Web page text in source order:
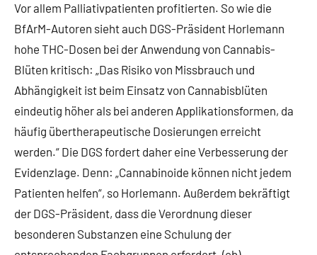
Vor allem Palliativpatienten profitierten. So wie die
BfArM-Autoren sieht auch DGS-Präsident Horlemann
hohe THC-Dosen bei der Anwendung von Cannabis-
Blüten kritisch: „Das Risiko von Missbrauch und
Abhängigkeit ist beim Einsatz von Cannabisblüten
eindeutig höher als bei anderen Applikationsformen, da
häufig übertherapeutische Dosierungen erreicht
werden.“ Die DGS fordert daher eine Verbesserung der
Evidenzlage. Denn: „Cannabinoide können nicht jedem
Patienten helfen“, so Horlemann. Außerdem bekräftigt
der DGS-Präsident, dass die Verordnung dieser
besonderen Substanzen eine Schulung der